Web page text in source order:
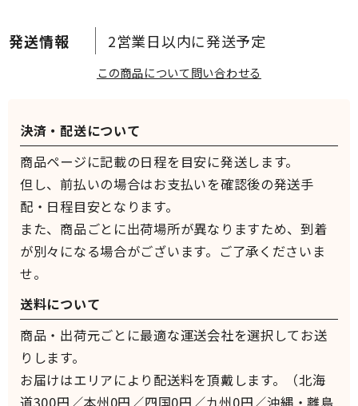
2営業日以内に発送予定
この商品について問い合わせる
決済・配送について
商品ページに記載の日程を目安に発送します。
但し、前払いの場合はお支払いを確認後の発送手
配・日程目安となります。
また、商品ごとに出荷場所が異なりますため、到着
が別々になる場合がございます。ご了承くださいま
せ。
送料について
商品・出荷元ごとに最適な運送会社を選択してお送
りします。
お届けはエリアにより配送料を頂戴します。（北海
道300円／本州0円／四国0円／九州0円／沖縄・離島